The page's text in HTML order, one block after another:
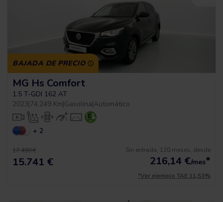
BAJADA DE PRECIO
MG Hs Comfort
1.5 T-GDI 162 AT
2023|74.249 Km|Gasolina|Automático
+ 2
17.490 €
15.741 €
Sin entrada, 120 meses, desde
216,14 €/mes*
*Ver ejemplo TAE 11,53%